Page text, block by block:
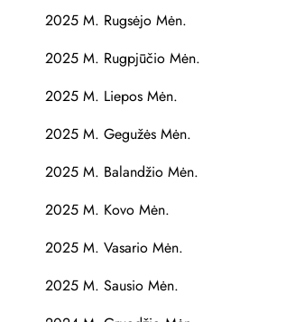
2025 M. Rugsėjo Mėn.
2025 M. Rugpjūčio Mėn.
2025 M. Liepos Mėn.
2025 M. Gegužės Mėn.
2025 M. Balandžio Mėn.
2025 M. Kovo Mėn.
2025 M. Vasario Mėn.
2025 M. Sausio Mėn.